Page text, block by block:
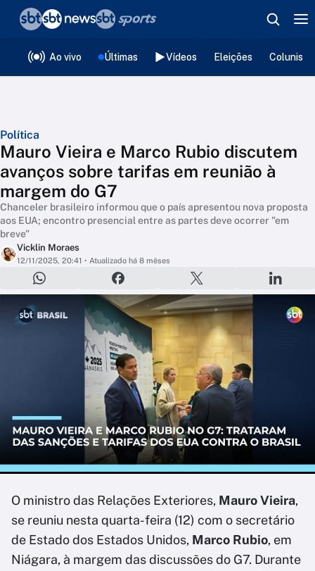
Ao vivo Últimas Vídeos Eleições
Política
Mauro Vieira e Marco Rubio discutem
avanços sobre tarifas em reunião à
margem do G7
Chanceler brasileiro informou que o país apresentou nova proposta
aos EUA; encontro presencial entre as partes deve ocorrer "em
breve"
Vicklin Moraes
12/11/2025, 20:41 • Atualizado há 8 mêses
O ministro das Relações Exteriores, Mauro Vieira,
se reuniu nesta quarta-feira (12) com o secretário
de Estado dos Estados Unidos, Marco Rubio, em
Niágara, à margem das discussões do G7. Durante
❮voltar
Editorias